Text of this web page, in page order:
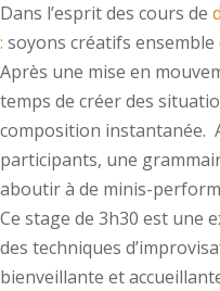
Dans l’esprit des cours de
: soyons créatifs ensemble
Après une mise en
temps de créer des
composition instantanée.
participants, une
aboutir à de minis-
Ce stage de 3h30 est une
des techniques
bienveillante et